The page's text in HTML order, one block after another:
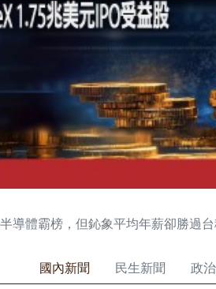
導體霸榜，但鈊象平均年薪卻勝過
國內新聞 民生新聞 政